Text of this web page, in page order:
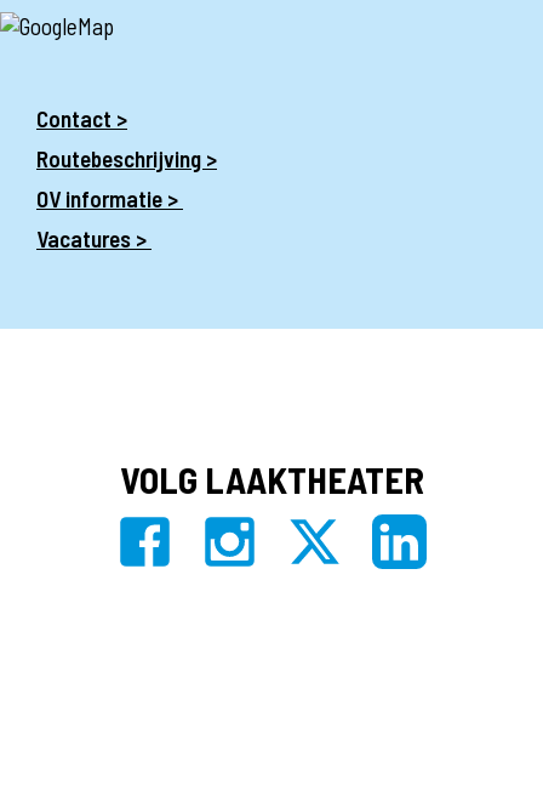
Contact >
Routebeschrijving >
OV informatie >
Vacatures >
VOLG LAAKTHEATER